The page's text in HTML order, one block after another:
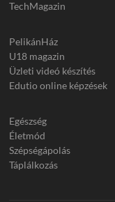
TechMagazin
PelikánHáz
U18 magazin
Üzleti videó készítés
Edutio online képzések
Egészség
Életmód
Szépségápolás
Táplálkozás